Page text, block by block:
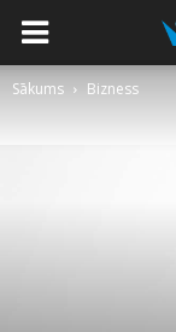
Sākums Bizness